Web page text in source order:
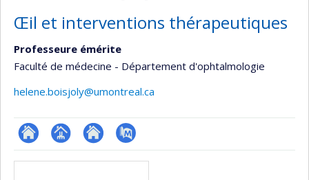
Œil et interventions thérapeutiques
Professeure émérite
Faculté de médecine - Département d'ophtalmologie
helene.boisjoly@umontreal.ca
ResearchGate
Page Site
PubMed
Médias